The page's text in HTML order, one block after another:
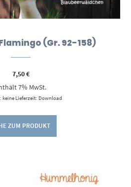
(Gr. 92-158)
7,50€
7% MwSt.
keine Lieferzeit: Download
ZUM PRODUKT